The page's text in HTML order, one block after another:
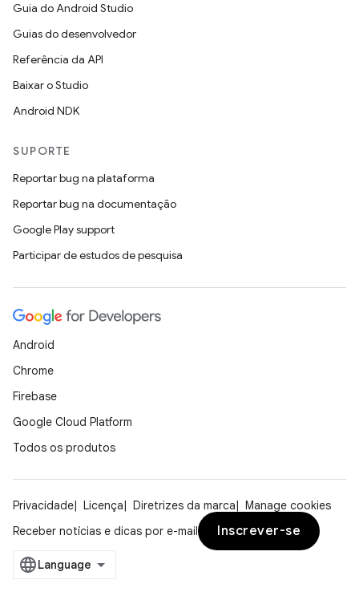
Guia do Android Studio
Guias do desenvolvedor
Referência da API
Baixar o Studio
Android NDK
SUPORTE
Reportar bug na plataforma
Reportar bug na documentação
Google Play support
Participar de estudos de pesquisa
Android
Chrome
Firebase
Google Cloud Platform
Todos os produtos
Privacidade Licença Diretrizes da marca
Manage cookies
Receber notícias e dicas por e-mail
Inscrever-se